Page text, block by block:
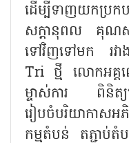
ដើម្បីទាញយកប្រក
សក្តានុពល គុណសម្
ទៅវិញទៅមក រវាង
Tri ថ្មី លោកអគ្គលេ
ម្ចាស់ការ ពិនិត្យឡ
រៀបចំបរិយាកាស
កម្មតំបន់ តភ្ជាប់